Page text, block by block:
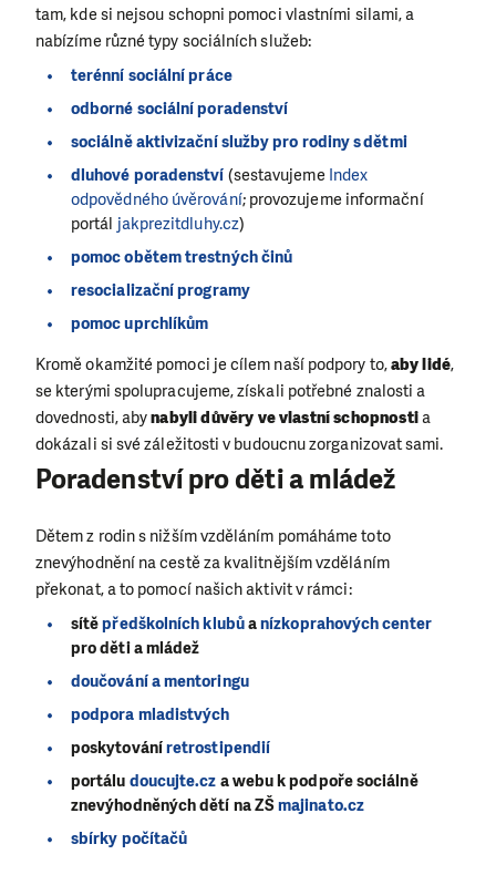
tam, kde si nejsou schopni pomoci vlastními silami, a
nabízíme různé typy sociálních služeb:
terénní sociální práce
odborné sociální poradenství
sociálně aktivizační služby pro rodiny s dětmi
dluhové poradenství (sestavujeme Index
odpovědného úvěrování; provozujeme informační
portál jakprezitdluhy.cz)
pomoc obětem trestných činů
resocializační programy
pomoc uprchlíkům
Kromě okamžité pomoci je cílem naší podpory to,aby lidé,
se kterými spolupracujeme, získali potřebné znalosti a
dovednosti, abynabyli důvěry ve vlastní schopnostia
dokázali si své záležitosti v budoucnu zorganizovat sami.
Poradenství pro děti a mládež
Dětem z rodin s nižším vzděláním pomáháme toto
znevýhodnění na cestě za kvalitnějším vzděláním
překonat, a to pomocí našich aktivit v rámci:
sítěpředškolních klubůanízkoprahových center
pro děti a mládež
doučování a mentoringu
podpora mladistvých
poskytováníretrostipendií
portálu doucujte.cz a webu k podpoře sociálně
znevýhodněných dětí na ZŠmajinato.cz
sbírky počítačů